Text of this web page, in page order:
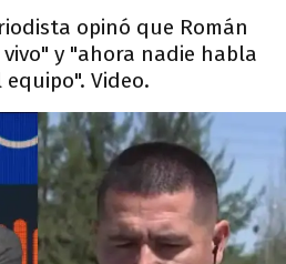
opinó que Román
y "ahora nadie habla
Video.